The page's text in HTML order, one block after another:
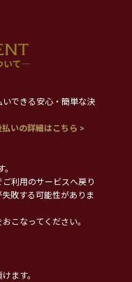
できる安心・簡単な決
払いの詳細はこちら >
利用のサービスへ戻り
敗する可能性がありま
こなってください。
ます。